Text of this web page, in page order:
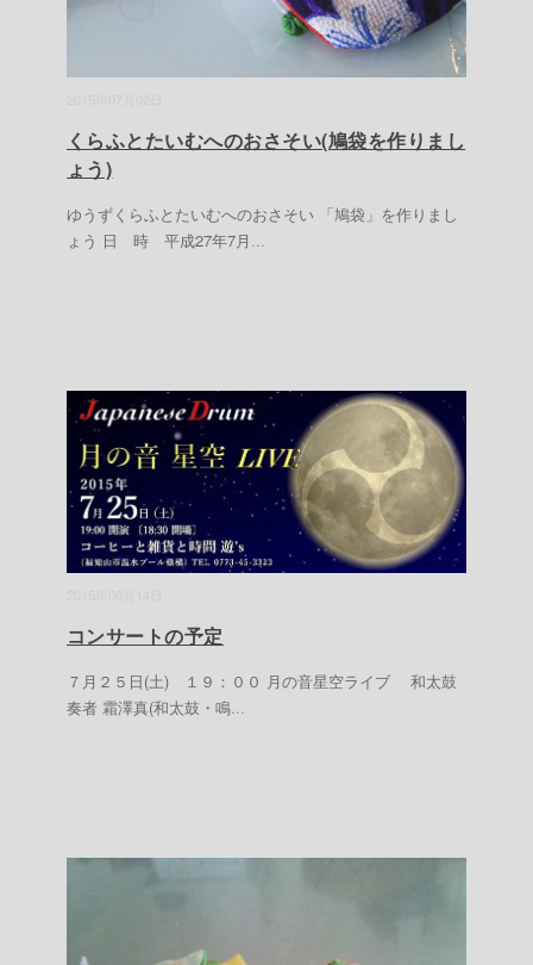
くらふとたいむへのおさそい(鳩袋を作りまし
ょう)
ゆうずくらふとたいむへのおさそい 「鳩袋」を作りまし
ょう 日 時 平成27年7月 ...
コンサートの予定
７月２５日(土) １９：００ 月の音星空ライブ 和太鼓
奏者 霜澤真(和太鼓・鳴...